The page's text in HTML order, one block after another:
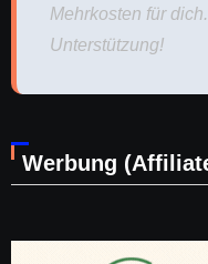
Mehrkosten für
Unterstützung!
Werbung